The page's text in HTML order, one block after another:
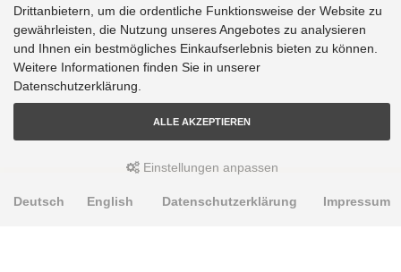
PRODUKTE
Drittanbietern, um die ordentliche Funktionsweise der Website zu
gewährleisten, die Nutzung unseres Angebotes zu analysieren
und Ihnen ein bestmögliches Einkaufserlebnis bieten zu können.
Weitere Informationen finden Sie in unserer
Datenschutzerklärung.
ALLE AKZEPTIEREN
Einstellungen anpassen
Deutsch English Datenschutzerklärung Impressum